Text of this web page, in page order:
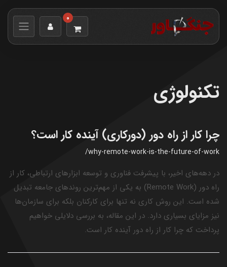
0
تکنولوژی
چرا کار از راه دور (دورکاری) آینده کار است؟
/why-remote-work-is-the-future-of-work
در دهه‌های اخیر، با پیشرفت فناوری و توسعه ابزارهای ارتباطی، کار از
راه دور (Remote Work) به یکی از مهم‌ترین روندهای جامعه تبدیل
شده است. این روش کاری نه تنها برای کارکنان بلکه برای سازمان‌ها
نیز مزایای بسیاری دارد. در این مقاله، به بررسی دلایلی خواهیم
پرداخت که چرا کار از راه دور آینده کار است.